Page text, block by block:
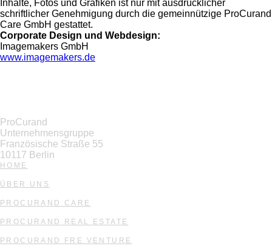
Inhalte, Fotos und Grafiken ist nur mit ausdrücklicher
schriftlicher Genehmigung durch die gemeinnützige ProCurand
Care GmbH gestattet.
Corporate Design und Webdesign:
Imagemakers GmbH
www.imagemakers.de
ProCurand
Unternehmensgruppe
Französische Straße 55
10117 Berlin
HOME
ÜBER UNS
PROCURAND CARE
PROCURAND REAL ESTATE
PROCURAND FRE VENTURE